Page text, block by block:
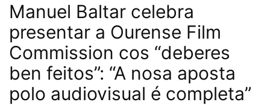
Manuel Baltar celebra
presentar a Ourense Film
Commission cos “deberes
ben feitos”: “A nosa aposta
polo audiovisual é completa”